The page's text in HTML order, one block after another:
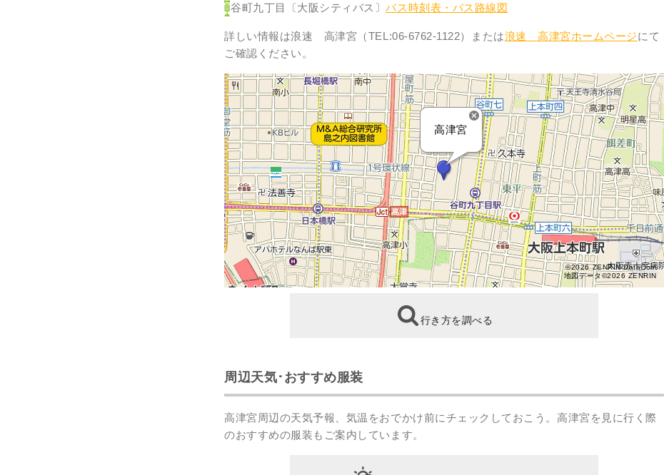
谷町九丁目〔大阪シティバス〕バス時刻表・バス路線図
詳しい情報は浪速 高津宮（TEL:06-6762-1122）または浪速 高津宮ホームページにて
ご確認ください。
高津宮
©2026 ZENRIN DataCom
地図データ©2026 ZENRIN
行き方を調べる
周辺天気･おすすめ服装
高津宮周辺の天気予報、気温をおでかけ前にチェックしておこう。高津宮を見に行く際
のおすすめの服装もご案内しています。